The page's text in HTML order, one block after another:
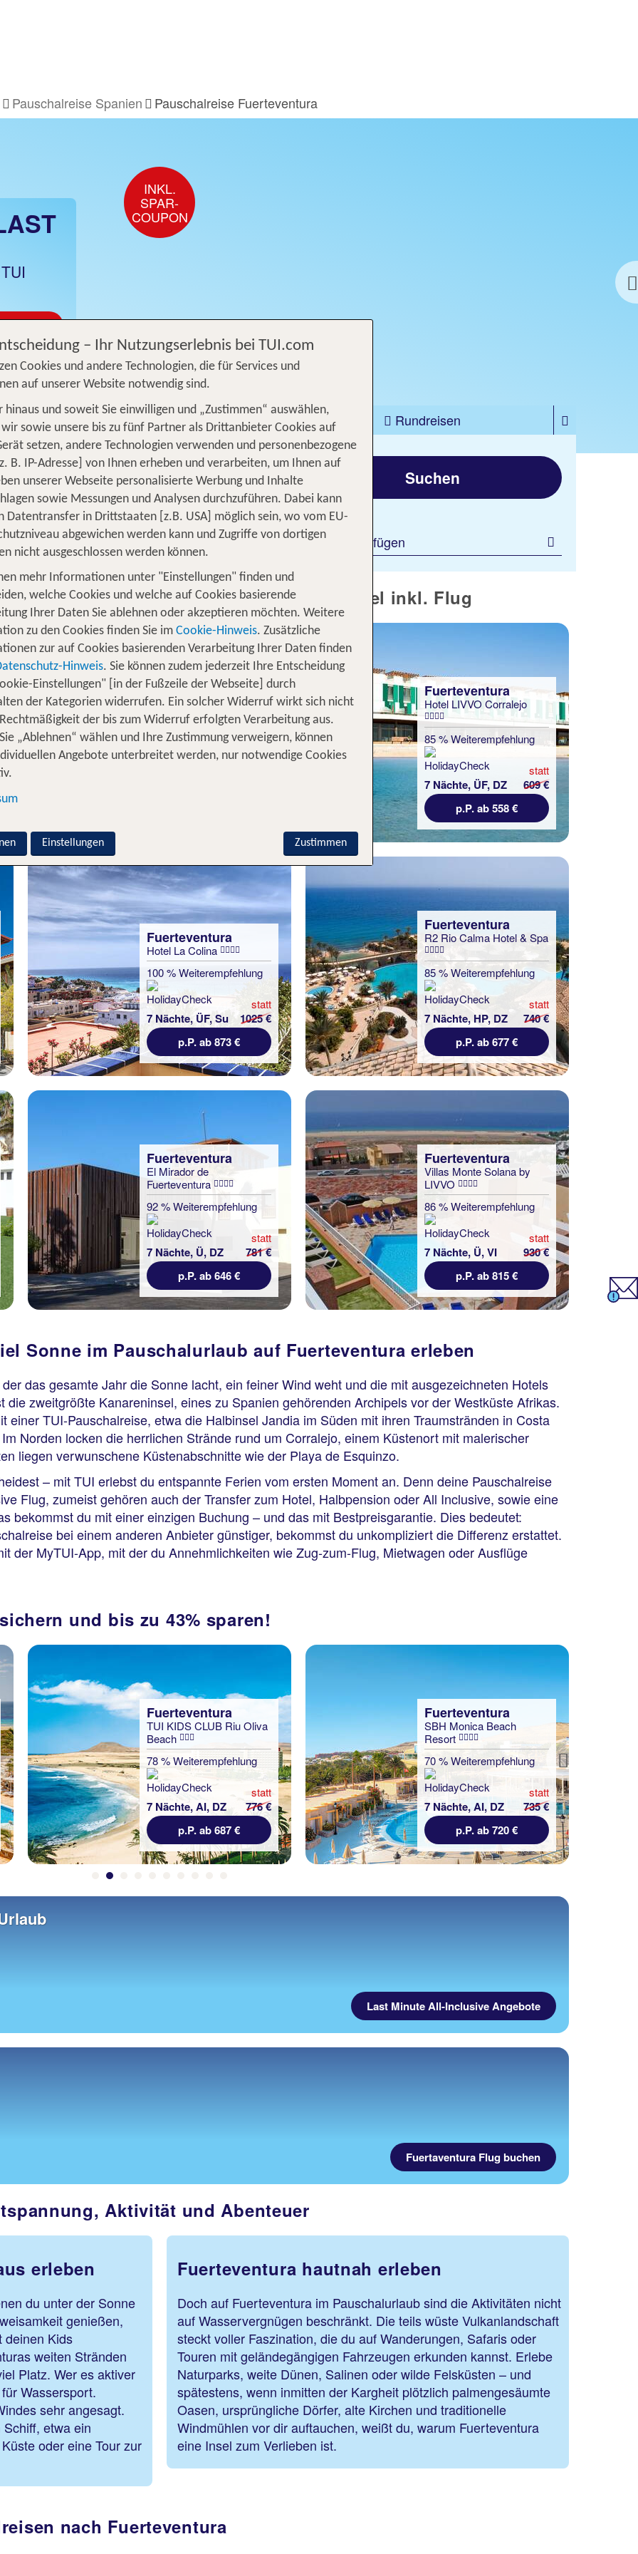
Pauschalreise Spanien Pauschalreise Fuerteventura
INKL.
SPAR-
COUPON
Flug Ferienhaus Mietwagen Kreuzfahrten
Rundreisen
Camper Privattransfer Zusatzleistungen
Von wo?
Beliebig
Wer reist mit?
2 Erwachsene
Suchen
Filter hinzufügen
- Unsere TOP Angebote für 1 Woche Hotel inkl. Flug
Fuerteventura
Hotel Ereza Mar
86 % Weiterempfehlung
Fuerteventura
Hotel LIVVO Corralejo
85 % Weiterempfehlung
7 Nächte, ÜF, DZ
statt
609 €
p.P. ab 558 €
Fuerteventura
Hotel La Colina
100 % Weiterempfehlung
7 Nächte, ÜF, Su
statt
1025 €
p.P. ab 873 €
Fuerteventura
R2 Rio Calma Hotel & Spa
85 % Weiterempfehlung
7 Nächte, HP, DZ
statt
740 €
p.P. ab 677 €
Fuerteventura
El Mirador de
Fuerteventura
92 % Weiterempfehlung
7 Nächte, Ü, DZ
statt
781 €
p.P. ab 646 €
Fuerteventura
Villas Monte Solana by
LIVVO
86 % Weiterempfehlung
7 Nächte, Ü, VI
statt
930 €
p.P. ab 815 €
Sonne im Pauschalurlaub auf Fuerteventura erleben
das gesamte Jahr die Sonne lacht, ein feiner Wind weht und die mit ausgezeichneten Hotels
zweitgrößte Kanareninsel, eines zu Spanien gehörenden Archipels vor der Westküste Afrikas.
einer TUI-Pauschalreise, etwa die Halbinsel Jandia im Süden mit ihren Traumstränden in Costa
Norden locken die herrlichen Strände rund um Corralejo, einem Küstenort mit malerischer
liegen verwunschene Küstenabschnitte wie der Playa de Esquinzo.
– mit TUI erlebst du entspannte Ferien vom ersten Moment an. Denn deine Pauschalreise
Flug, zumeist gehören auch der Transfer zum Hotel, Halbpension oder All Inclusive, sowie eine
bekommst du mit einer einzigen Buchung – und das mit Bestpreisgarantie. Dies bedeutet:
bei einem anderen Anbieter günstiger, bekommst du unkompliziert die Differenz erstattet.
der MyTUI-App, mit der du Annehmlichkeiten wie Zug-zum-Flug, Mietwagen oder Ausflüge
und bis zu 43% sparen!
Fuerteventura
SBH Monica Beach
Resort
70 % Weiterempfehlung
7 Nächte, AI, DZ
statt
735 €
p.P. ab 720 €
Fuerteventura
Hotel SBH Costa Calma
Palace
75 % Weiterempfehlung
Next
Last Minute All-Inclusive Angebote
Fuertaventura Flug buchen
Aktivität und Abenteuer
erleben
du unter der Sonne
genießen,
deinen Kids
weiten Stränden
Platz. Wer es aktiver
Wassersport.
sehr angesagt.
etwa ein
oder eine Tour zur
Fuerteventura hautnah erleben
Doch auf Fuerteventura im Pauschalurlaub sind die Aktivitäten nicht
auf Wasservergnügen beschränkt. Die teils wüste Vulkanlandschaft
steckt voller Faszination, die du auf Wanderungen, Safaris oder
Touren mit geländegängigen Fahrzeugen erkunden kannst. Erlebe
Naturparks, weite Dünen, Salinen oder wilde Felsküsten – und
spätestens, wenn inmitten der Kargheit plötzlich palmengesäumte
Oasen, ursprüngliche Dörfer, alte Kirchen und traditionelle
Windmühlen vor dir auftauchen, weißt du, warum Fuerteventura
eine Insel zum Verlieben ist.
nach Fuerteventura
– Ihr Nutzungserlebnis bei TUI.com
Cookies und andere Technologien, die für Services und
auf unserer Website notwendig sind.
hinaus und soweit Sie einwilligen und „Zustimmen“ auswählen,
wir sowie unsere bis zu fünf Partner als Drittanbieter Cookies auf
setzen, andere Technologien verwenden und personenbezogene
B. IP-Adresse] von Ihnen erheben und verarbeiten, um Ihnen auf
unserer Webseite personalisierte Werbung und Inhalte
sowie Messungen und Analysen durchzuführen. Dabei kann
Datentransfer in Drittstaaten [z.B. USA] möglich sein, wo vom EU-
abgewichen werden kann und Zugriffe von dortigen
nicht ausgeschlossen werden können.
mehr Informationen unter "Einstellungen" finden und
welche Cookies und welche auf Cookies basierende
Ihrer Daten Sie ablehnen oder akzeptieren möchten. Weitere
zu den Cookies finden Sie im Cookie-Hinweis. Zusätzliche
zur auf Cookies basierenden Verarbeitung Ihrer Daten finden
Hinweis. Sie können zudem jederzeit Ihre Entscheidung
Einstellungen" [in der Fußzeile der Webseite] durch
der Kategorien widerrufen. Ein solcher Widerruf wirkt sich nicht
der bis zum Widerruf erfolgten Verarbeitung aus.
„Ablehnen“ wählen und Ihre Zustimmung verweigern, können
Angebote unterbreitet werden, nur notwendige Cookies
Zustimmen
Einstellungen